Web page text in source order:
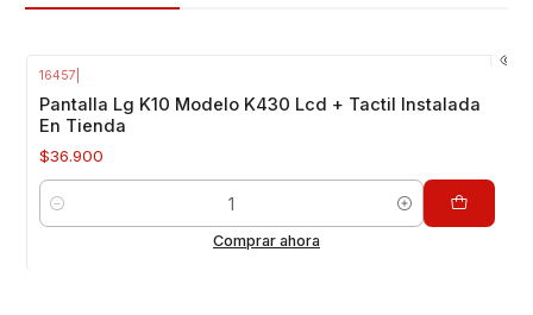
16457
Pantalla Lg K10 Modelo K430 Lcd + Tactil Instalada
En Tienda
$36.900
Cantidad
Comprar ahora